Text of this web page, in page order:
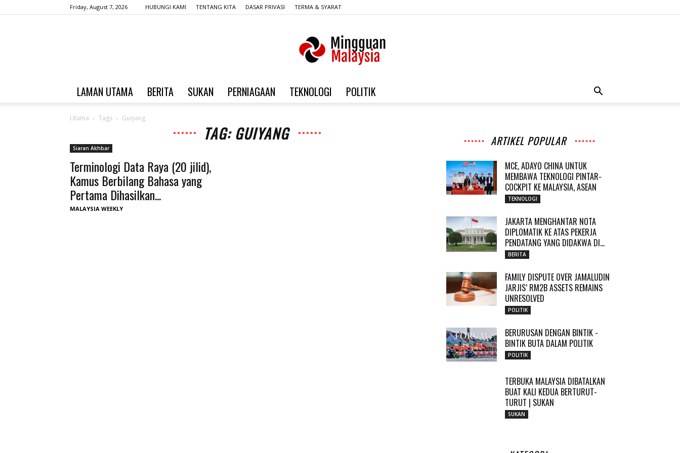
Friday, August 7, 2026 HUBUNGI KAMI TENTANG KITA DASAR PRIVASI TERMA & SYARAT
Mingguan
LAMAN UTAMA BERITA SUKAN PERNIAGAAN TEKNOLOGI POLITIK
Utama Tags Guiyang
TAG: GUIYANG
Siaran Akhbar
Terminologi Data Raya (20 jilid),
Kamus Berbilang Bahasa yang
Pertama Dihasilkan...
MALAYSIA WEEKLY
ARTIKEL POPULAR
MCE, ADAYO CHINA UNTUK
MEMBAWA TEKNOLOGI PINTAR-
COCKPIT KE MALAYSIA, ASEAN
TEKNOLOGI
JAKARTA MENGHANTAR NOTA
DIPLOMATIK KE ATAS PEKERJA
PENDATANG YANG DIDAKWA DI...
BERITA
FAMILY DISPUTE OVER JAMALUDIN
JARJIS’ RM2B ASSETS REMAINS
UNRESOLVED
POLITIK
BERURUSAN DENGAN BINTIK -
BINTIK BUTA DALAM POLITIK
POLITIK
TERBUKA MALAYSIA DIBATALKAN
BUAT KALI KEDUA BERTURUT-
TURUT | SUKAN
SUKAN